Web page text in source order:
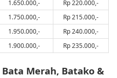
1.650.000,-
Rp 220.000,-
1.750.000,-
Rp 215.000,-
1.950.000,-
Rp 240.000,-
1.900.000,- Rp 235.000,-
Merah, Batako &